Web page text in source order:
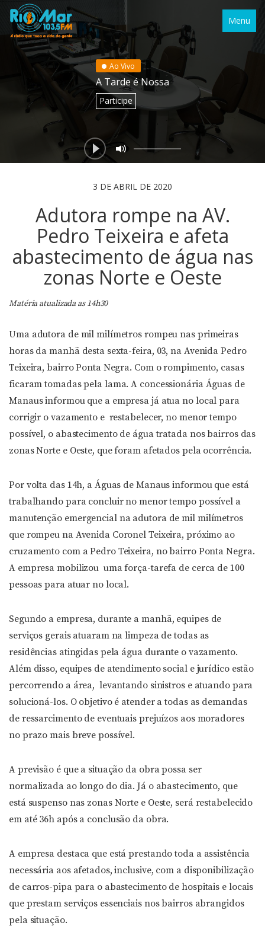
Menu
Ao Vivo
A Tarde é Nossa
Participe
3 DE ABRIL DE 2020
Adutora rompe na AV.
Pedro Teixeira e afeta
abastecimento de água nas
zonas Norte e Oeste
Matéria atualizada as 14h30
Uma adutora de mil milímetros rompeu nas primeiras
horas da manhã desta sexta-feira, 03, na Avenida Pedro
Teixeira, bairro Ponta Negra. Com o rompimento, casas
ficaram tomadas pela lama. A concessionária Águas de
Manaus informou que a empresa já atua no local para
corrigir o vazamento e restabelecer, no menor tempo
possível, o abastecimento de água tratada nos bairros das
zonas Norte e Oeste, que foram afetados pela ocorrência.
Por volta das 14h, a Águas de Manaus informou que está
trabalhando para concluir no menor tempo possível a
manutenção emergencial na adutora de mil milímetros
que rompeu na Avenida Coronel Teixeira, próximo ao
cruzamento com a Pedro Teixeira, no bairro Ponta Negra.
A empresa mobilizou uma força-tarefa de cerca de 100
pessoas para atuar no local.
Segundo a empresa, durante a manhã, equipes de
serviços gerais atuaram na limpeza de todas as
residências atingidas pela água durante o vazamento.
Além disso, equipes de atendimento social e jurídico estão
percorrendo a área, levantando sinistros e atuando para
solucioná-los. O objetivo é atender a todas as demandas
de ressarcimento de eventuais prejuízos aos moradores
no prazo mais breve possível.
A previsão é que a situação da obra possa ser
normalizada ao longo do dia. Já o abastecimento, que
está suspenso nas zonas Norte e Oeste, será restabelecido
em até 36h após a conclusão da obra.
A empresa destaca que está prestando toda a assistência
necessária aos afetados, inclusive, com a disponibilização
de carros-pipa para o abastecimento de hospitais e locais
que prestam serviços essenciais nos bairros abrangidos
pela situação.